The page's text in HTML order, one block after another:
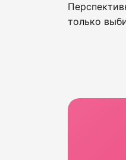
только